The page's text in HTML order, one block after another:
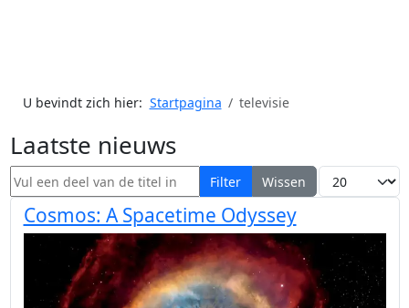
U bevindt zich hier: Startpagina televisie
Laatste nieuws
Vul een deel van de titel in Filter Wissen Toon #
Cosmos: A Spacetime Odyssey